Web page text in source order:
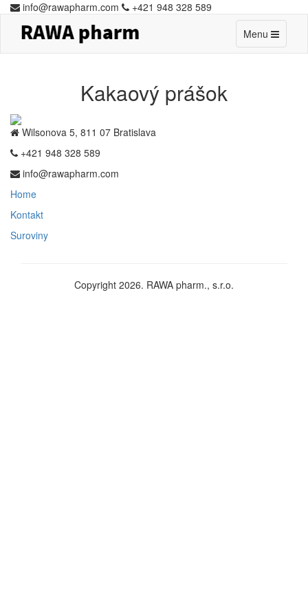
info@rawapharm.com
+421 948 328 589
Toggle
navigation
Menu
Kakaový prášok
Wilsonova 5, 811 07 Bratislava
+421 948 328 589
info@rawapharm.com
Home
Kontakt
Suroviny
Copyright 2026. RAWA pharm., s.r.o.